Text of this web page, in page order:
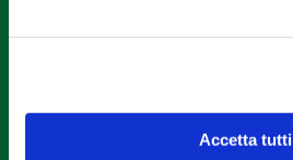
Accetta tutti